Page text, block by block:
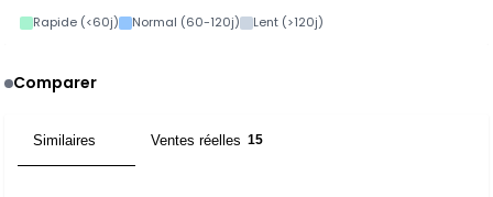
Rapide (<60j) Normal (60-120j) Lent (>120j)
Comparer
Similaires Ventes réelles 15